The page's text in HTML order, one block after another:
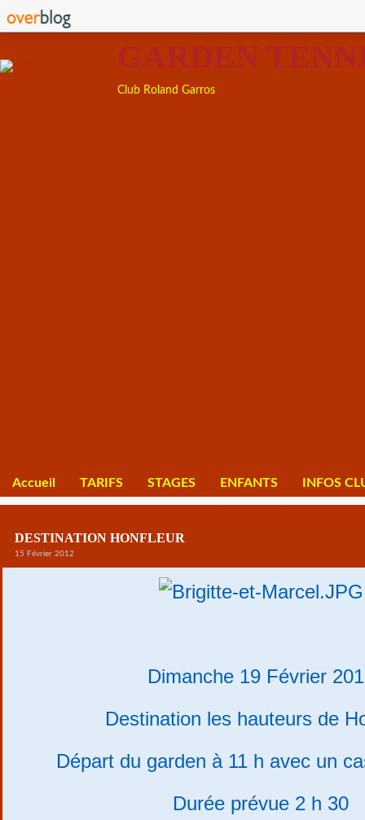
GARDEN
Club Roland Garros
Accueil TARIFS STAGES ENFANTS INFOS
DESTINATION HONFLEUR
15 Février 2012
Dimanche 19 Février
Destination les hauteurs de
Départ du garden à 11 h avec un
Durée prévue 2 h 30